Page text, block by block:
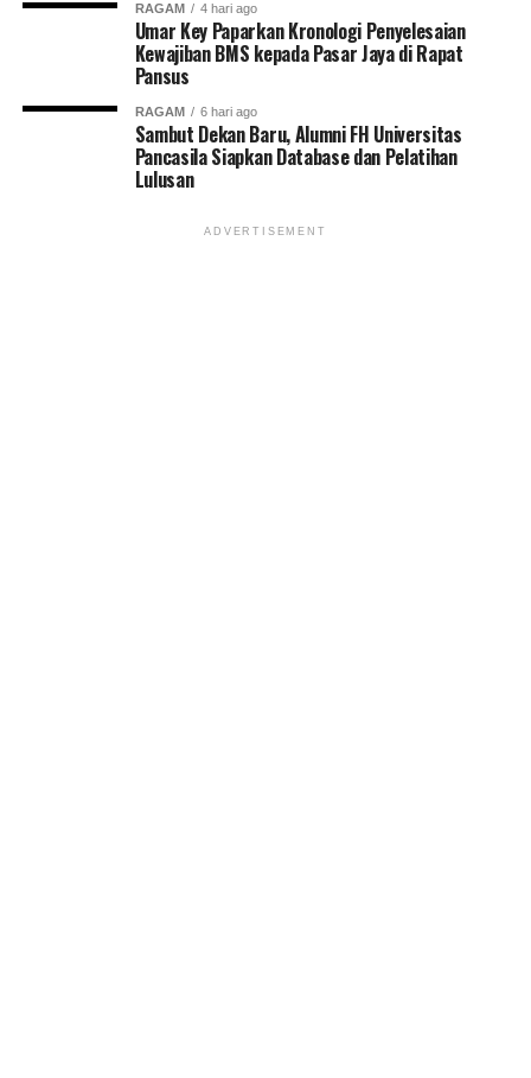
RAGAM 4 hari ago
Umar Key Paparkan Kronologi Penyelesaian
Kewajiban BMS kepada Pasar Jaya di Rapat
Pansus
RAGAM 6 hari ago
Sambut Dekan Baru, Alumni FH Universitas
Pancasila Siapkan Database dan Pelatihan
Lulusan
ADVERTISEMENT